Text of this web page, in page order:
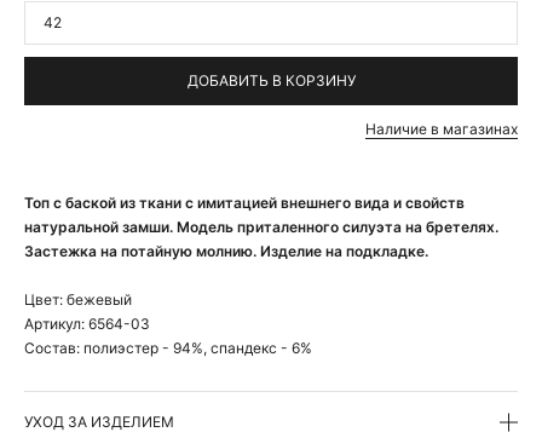
Топ с баской из ткани с имитацией внешнего вида и свойств
натуральной замши. Модель приталенного силуэта на бретелях.
Застежка на потайную молнию. Изделие на подкладке.
Цвет: бежевый
Артикул: 6564-03
Состав: полиэстер - 94%, спандекс - 6%
УХОД ЗА ИЗДЕЛИЕМ
42
ДОБАВИТЬ В КОРЗИНУ
Наличие в магазинах